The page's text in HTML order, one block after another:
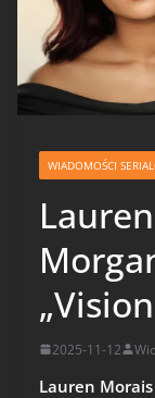
WIADOMOŚCI
2025-11-12
Lauren